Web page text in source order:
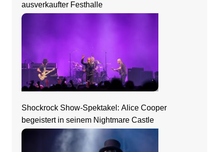
ausverkaufter Festhalle
Shockrock Show-Spektakel: Alice Cooper
begeistert in seinem Nightmare Castle